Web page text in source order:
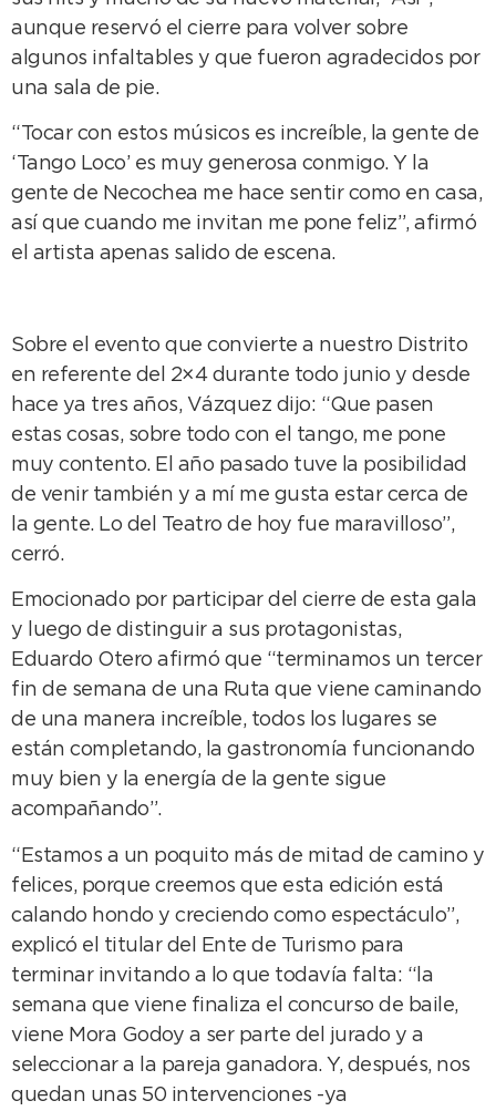
aunque reservó el cierre para volver sobre
algunos infaltables y que fueron agradecidos por
una sala de pie.
“Tocar con estos músicos es increíble, la gente de
‘Tango Loco’ es muy generosa conmigo. Y la
gente de Necochea me hace sentir como en casa,
así que cuando me invitan me pone feliz”, afirmó
el artista apenas salido de escena.
Sobre el evento que convierte a nuestro Distrito
en referente del 2×4 durante todo junio y desde
hace ya tres años, Vázquez dijo: “Que pasen
estas cosas, sobre todo con el tango, me pone
muy contento. El año pasado tuve la posibilidad
de venir también y a mí me gusta estar cerca de
la gente. Lo del Teatro de hoy fue maravilloso”,
cerró.
Emocionado por participar del cierre de esta gala
y luego de distinguir a sus protagonistas,
Eduardo Otero afirmó que “terminamos un tercer
fin de semana de una Ruta que viene caminando
de una manera increíble, todos los lugares se
están completando, la gastronomía funcionando
muy bien y la energía de la gente sigue
acompañando”.
“Estamos a un poquito más de mitad de camino y
felices, porque creemos que esta edición está
calando hondo y creciendo como espectáculo”,
explicó el titular del Ente de Turismo para
terminar invitando a lo que todavía falta: “la
semana que viene finaliza el concurso de baile,
viene Mora Godoy a ser parte del jurado y a
seleccionar a la pareja ganadora. Y, después, nos
quedan unas 50 intervenciones -ya